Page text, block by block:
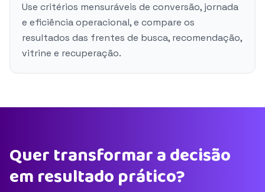
Use critérios mensuráveis de conversão, jornada
e eficiência operacional, e compare os
resultados das frentes de busca, recomendação,
vitrine e recuperação.
Quer transformar a decisão
em resultado prático?